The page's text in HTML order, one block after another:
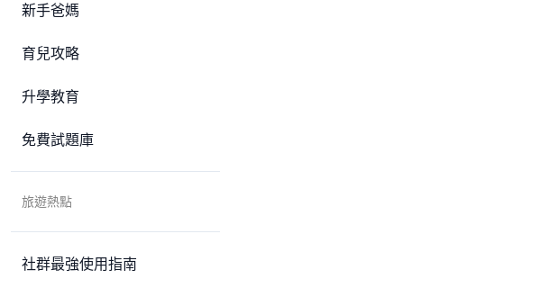
新手爸媽
育兒攻略
升學教育
免費試題庫
旅遊熱點
社群最強使用指南